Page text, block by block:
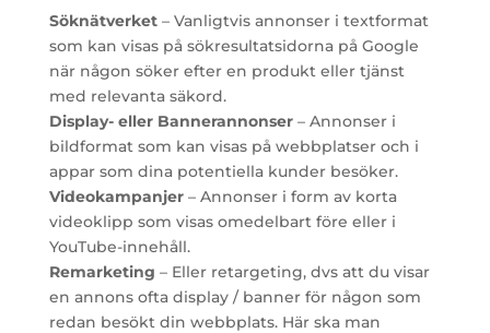
Söknätverket– Vanligtvis annonser i textformat
som kan visas på sökresultatsidorna på Google
när någon söker efter en produkt eller tjänst
med relevanta säkord.
Display- eller Bannerannonser– Annonser i
bildformat som kan visas på webbplatser och i
appar som dina potentiella kunder besöker.
Videokampanjer– Annonser i form av korta
videoklipp som visas omedelbart före eller i
YouTube-innehåll.
Remarketing – Eller retargeting, dvs att du visar
en annons ofta display / banner för någon som
redan besökt din webbplats. Här ska man